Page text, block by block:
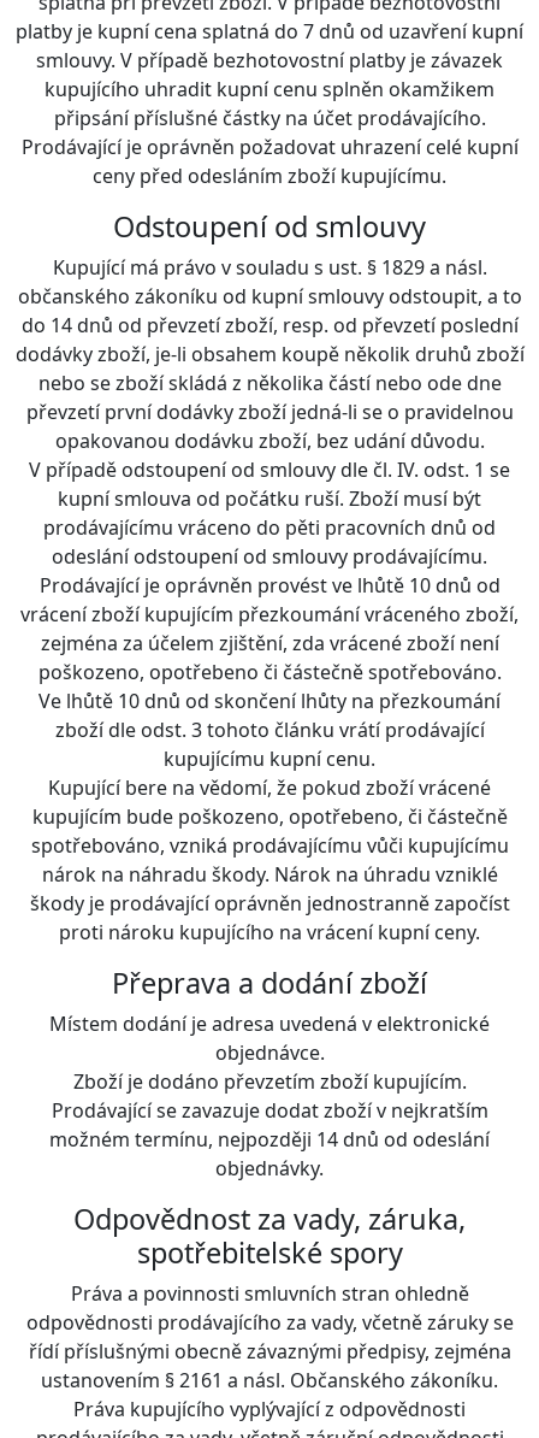
platby je kupní cena splatná do 7 dnů od uzavření kupní
smlouvy. V případě bezhotovostní platby je závazek
kupujícího uhradit kupní cenu splněn okamžikem
připsání příslušné částky na účet prodávajícího.
Prodávající je oprávněn požadovat uhrazení celé kupní
ceny před odesláním zboží kupujícímu.
Odstoupení od smlouvy
Kupující má právo v souladu s ust. § 1829 a násl.
občanského zákoníku od kupní smlouvy odstoupit, a to
do 14 dnů od převzetí zboží, resp. od převzetí poslední
dodávky zboží, je-li obsahem koupě několik druhů zboží
nebo se zboží skládá z několika částí nebo ode dne
převzetí první dodávky zboží jedná-li se o pravidelnou
opakovanou dodávku zboží, bez udání důvodu.
V případě odstoupení od smlouvy dle čl. IV. odst. 1 se
kupní smlouva od počátku ruší. Zboží musí být
prodávajícímu vráceno do pěti pracovních dnů od
odeslání odstoupení od smlouvy prodávajícímu.
Prodávající je oprávněn provést ve lhůtě 10 dnů od
vrácení zboží kupujícím přezkoumání vráceného zboží,
zejména za účelem zjištění, zda vrácené zboží není
poškozeno, opotřebeno či částečně spotřebováno.
Ve lhůtě 10 dnů od skončení lhůty na přezkoumání
zboží dle odst. 3 tohoto článku vrátí prodávající
kupujícímu kupní cenu.
Kupující bere na vědomí, že pokud zboží vrácené
kupujícím bude poškozeno, opotřebeno, či částečně
spotřebováno, vzniká prodávajícímu vůči kupujícímu
nárok na náhradu škody. Nárok na úhradu vzniklé
škody je prodávající oprávněn jednostranně započíst
proti nároku kupujícího na vrácení kupní ceny.
Přeprava a dodání zboží
Místem dodání je adresa uvedená v elektronické
objednávce.
Zboží je dodáno převzetím zboží kupujícím.
Prodávající se zavazuje dodat zboží v nejkratším
možném termínu, nejpozději 14 dnů od odeslání
objednávky.
Odpovědnost za vady, záruka,
spotřebitelské spory
Práva a povinnosti smluvních stran ohledně
odpovědnosti prodávajícího za vady, včetně záruky se
řídí příslušnými obecně závaznými předpisy, zejména
ustanovením § 2161 a násl. Občanského zákoníku.
Práva kupujícího vyplývající z odpovědnosti